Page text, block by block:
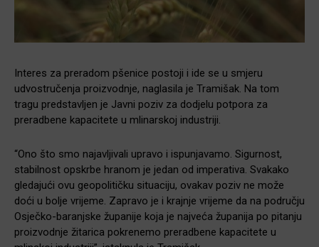
Interes za preradom pšenice postoji i ide se u smjeru
udvostručenja proizvodnje, naglasila je Tramišak. Na tom
tragu predstavljen je Javni poziv za dodjelu potpora za
preradbene kapacitete u mlinarskoj industriji.
“Ono što smo najavljivali upravo i ispunjavamo. Sigurnost,
stabilnost opskrbe hranom je jedan od imperativa. Svakako
gledajući ovu geopolitičku situaciju, ovakav poziv ne može
doći u bolje vrijeme. Zapravo je i krajnje vrijeme da na području
Osječko-baranjske županije koja je najveća županija po pitanju
proizvodnje žitarica pokrenemo preradbene kapacitete u